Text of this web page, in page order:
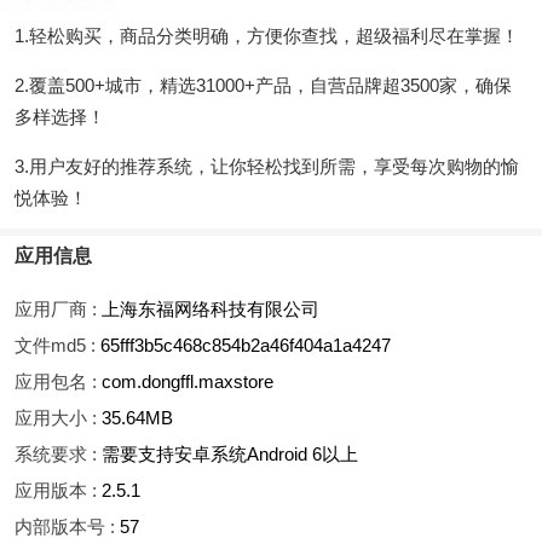
1.轻松购买，商品分类明确，方便你查找，超级福利尽在掌握！
2.覆盖500+城市，精选31000+产品，自营品牌超3500家，确保
多样选择！
3.用户友好的推荐系统，让你轻松找到所需，享受每次购物的愉
悦体验！
应用信息
应用厂商 :
上海东福网络科技有限公司
文件md5 : 65fff3b5c468c854b2a46f404a1a4247
应用包名 : com.dongffl.maxstore
应用大小 : 35.64MB
系统要求 : 需要支持安卓系统Android 6以上
应用版本 : 2.5.1
内部版本号 : 57